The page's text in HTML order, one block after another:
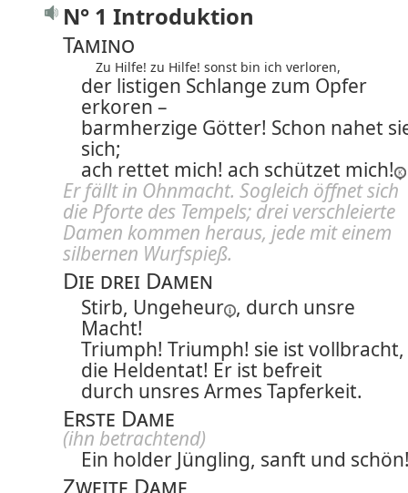
N° 1 Introduktion
Tamino
Zu Hilfe! zu Hilfe! sonst bin ich verloren,
der listigen Schlange zum Opfer
erkoren –
barmherzige Götter! Schon nahet
sich;
ach rettet mich! ach schützet mich!
Er fällt in Ohnmacht. Sogleich öffnet sich
die Pforte des Tempels; drei verschleierte
Damen kommen heraus, jede mit einem
silbernen Wurfspieß.
Die drei Damen
Stirb, Ungeheur , durch unsre
Macht!
Triumph! Triumph! sie ist vollbracht,
die Heldentat! Er ist befreit
durch unsres Armes Tapferkeit.
Erste Dame
(ihn betrachtend)
Ein holder Jüngling, sanft und
Zweite Dame